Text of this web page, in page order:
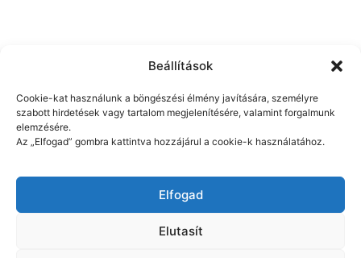
Beállítások
Cookie-kat használunk a böngészési élmény javítására, személyre
szabott hirdetések vagy tartalom megjelenítésére, valamint forgalmunk
elemzésére.
Az „Elfogad” gombra kattintva hozzájárul a cookie-k használatához.
Elfogad
Elutasít
Shop
Blog